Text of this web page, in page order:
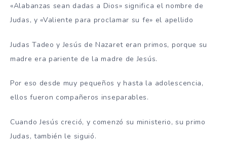
«Alabanzas sean dadas a Dios» significa el nombre de
Judas, y «Valiente para proclamar su fe» el apellido
Judas Tadeo y Jesús de Nazaret eran primos, porque su
madre era pariente de la madre de Jesús.
Por eso desde muy pequeños y hasta la adolescencia,
ellos fueron compañeros inseparables.
Cuando Jesús creció, y comenzó su ministerio, su primo
Judas, también le siguió.